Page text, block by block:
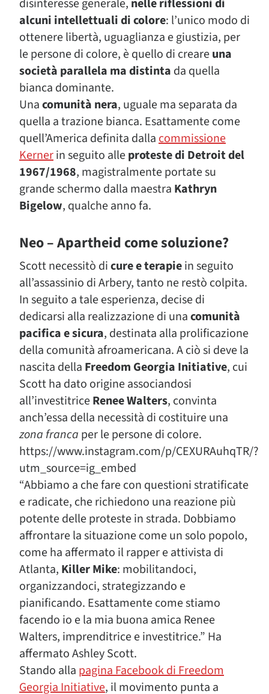
disinteresse generale, nelle riflessioni di
alcuni intellettuali di colore: l’unico modo di
ottenere libertà, uguaglianza e giustizia, per
le persone di colore, è quello di creareuna
società parallela ma distinta da quella
bianca dominante.
Unacomunità nera, uguale ma separata da
quella a trazione bianca. Esattamente come
quell’America definita dallacommissione
Kernerin seguito alleproteste di Detroit del
1967/1968, magistralmente portate su
grande schermo dalla maestra Kathryn
Bigelow, qualche anno fa.
Neo – Apartheid come soluzione?
Scott necessitò dicure e terapiein seguito
all’assassinio di Arbery, tanto ne restò colpita.
In seguito a tale esperienza, decise di
dedicarsi alla realizzazione di unacomunità
pacifica e sicura, destinata alla prolificazione
della comunità afroamericana. A ciò si deve la
nascita della Freedom Georgia Initiative, cui
Scott ha dato origine associandosi
all’investitriceRenee Walters, convinta
anch’essa della necessità di costituire una
zona franca per le persone di colore.
https://www.instagram.com/p/CEXURAuhqTR/?
utm_source=ig_embed
“Abbiamo a che fare con questioni stratificate
e radicate, che richiedono una reazione più
potente delle proteste in strada. Dobbiamo
affrontare la situazione come un solo popolo,
come ha affermato il rapper e attivista di
Atlanta, Killer Mike: mobilitandoci,
organizzandoci, strategizzando e
pianificando. Esattamente come stiamo
facendo io e la mia buona amica Renee
Walters, imprenditrice e investitrice.” Ha
affermato Ashley Scott.
Stando alla pagina Facebook di Freedom
Georgia Initiative, il movimento punta a